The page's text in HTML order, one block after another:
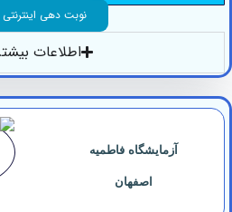
نوبت دهی اینترنتی
اطلاعات بیشتر
آزمایشگاه فاطمیه